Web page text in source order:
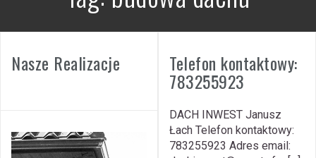
Nasze Realizacje Telefon kontaktowy:
783255923
DACH INWEST Janusz
Łach Telefon kontaktowy:
783255923 Adres email: